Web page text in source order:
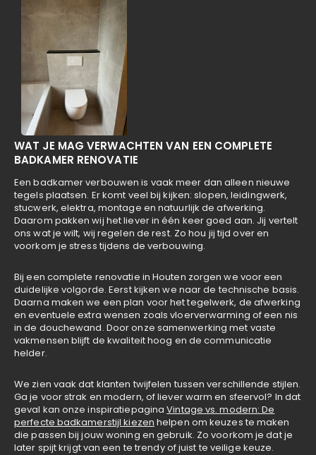
WAT JE MAG VERWACHTEN VAN EEN COMPLETE
BADKAMER RENOVATIE
Een badkamer verbouwen is vaak meer dan alleen nieuwe
tegels plaatsen. Er komt veel bij kijken: slopen, leidingwerk,
stucwerk, elektra, montage en natuurlijk de afwerking.
Daarom pakken wij het liever in één keer goed aan. Jij vertelt
ons wat je wilt, wij regelen de rest. Zo hou jij tijd over en
voorkom je stress tijdens de verbouwing.
Bij een complete renovatie in Houten zorgen we voor een
duidelijke volgorde. Eerst kijken we naar de technische basis.
Daarna maken we een plan voor het tegelwerk, de afwerking
en eventuele extra wensen zoals vloerverwarming of een nis
in de douchewand. Door onze samenwerking met vaste
vakmensen blijft de kwaliteit hoog en de communicatie
helder.
We zien vaak dat klanten twijfelen tussen verschillende stijlen.
Ga je voor strak en modern, of liever warm en sfeervol? In dat
geval kan onze inspiratiepaginaVintage vs. modern: De
perfecte badkamerstijl kiezen helpen om keuzes te maken
die passen bij jouw woning en gebruik. Zo voorkom je dat je
later spijt krijgt van een te trendy of juist te veilige keuze.